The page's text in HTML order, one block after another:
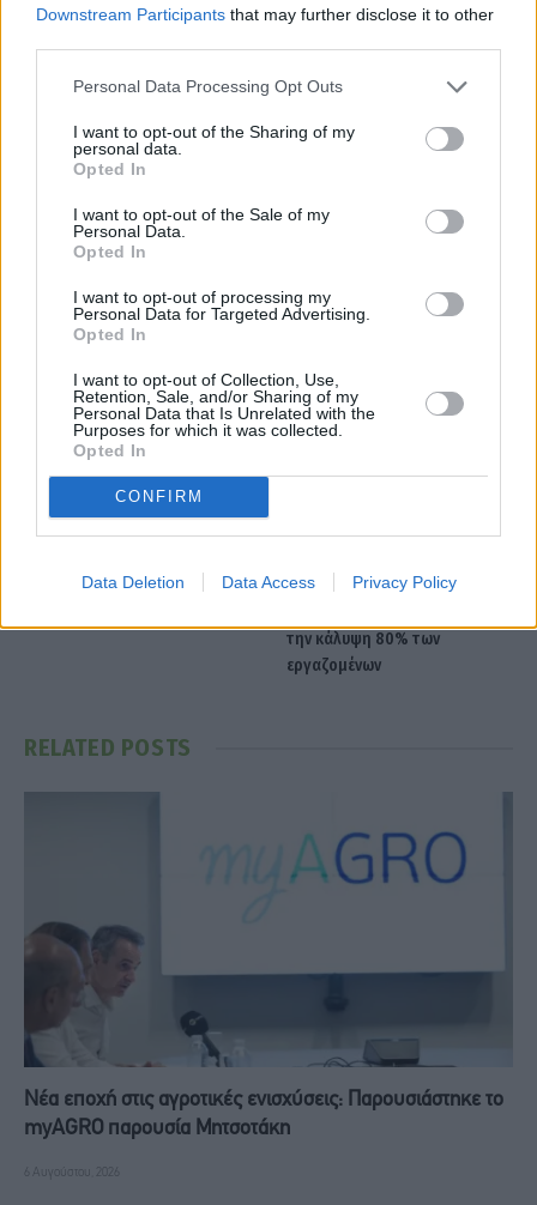
Downstream Participants that may further disclose it to other
Personal Data Processing Opt Outs
I want to opt-out of the Sharing of my
personal data.
Opted In
I want to opt-out of the Sale of my
Personal Data.
Opted In
I want to opt-out of processing my
Personal Data for Targeted Advertising.
Opted In
I want to opt-out of Collection, Use,
Retention, Sale, and/or Sharing of my
Personal Data that Is Unrelated with the
Purposes for which it was collected.
Opted In
CONFIRM
Data Deletion Data Access Privacy Policy
FacebookTwitter
19 θέσεις εργασίας στο Δήμο
Ανατροπές στις συλλογικές
την κάλυψη 80% των
εργαζομένων
RELATED POSTS
Νέα εποχή στις αγροτικές ενισχύσεις: Παρουσιάστηκε το
myAGRO παρουσία Μητσοτάκη
6 Αυγούστου, 2026